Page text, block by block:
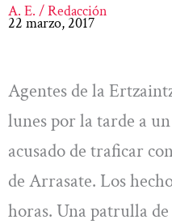
A. E. / Redacción
22 marzo, 2017
Agentes de la
lunes por la tarde a
acusado de traficar
de Arrasate. Los
horas. Una patrulla